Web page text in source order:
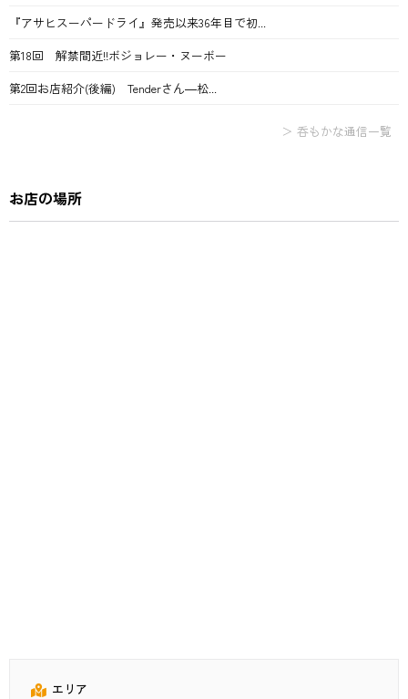
『アサヒスーパードライ』発売以来36年目で初...
第18回 解禁間近!!ボジョレー・ヌーボー
第2回お店紹介(後編) Tenderさん―松...
＞ 呑もかな通信一覧
お店の場所
エリア